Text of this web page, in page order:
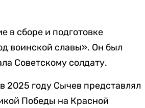
в сборе и подготовке
воинской славы». Он был
Советскому солдату.
в 2025 году Сычев представлял
Победы на Красной